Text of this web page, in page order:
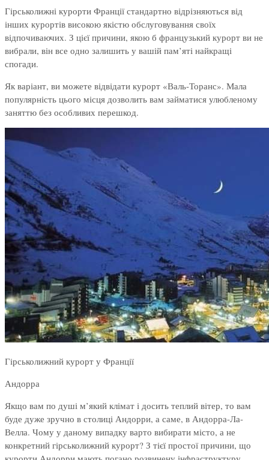
Гірськолижні курорти Франції стандартно відрізняються від
інших курортів високою якістю обслуговування своїх
відпочиваючих. З цієї причини, якою б французький курорт ви не
вибрали, він все одно залишить у вашій пам’яті найкращі
спогади.
Як варіант, ви можете відвідати курорт «Валь-Торанс». Мала
популярність цього місця дозволить вам займатися улюбленому
заняттю без особливих перешкод.
Гірськолижний курорт у Франції
Андорра
Якщо вам по душі м’який клімат і досить теплий вітер, то вам
буде дуже зручно в столиці Андорри, а саме, в Андорра-Ла-
Велла. Чому у даному випадку варто вибирати місто, а не
конкретний гірськолижний курорт? З тієї простої причини, що